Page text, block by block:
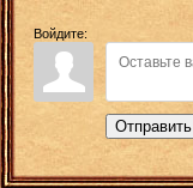
Войдите:
Отправить